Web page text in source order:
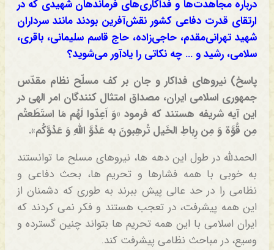
درباره مجاهدت‌ها و فداکاری‌های فرماندهان شهیدی که در
ارتقای قدرت دفاعی کشور نقش‌آفرین بودند مانند سرداران
شهید تهرانی‌مقدم، حاجی‌زاده، حاج قاسم سلیمانی، باقری،
سلامی، رشید و … چه نکاتی را یادآور می‌شوید؟
پاسخ) نیروهای فداکار و جان بر کف مسلّح نظام مقدّس
جمهوری اسلامی ایران، مصداق امتثال کنندگان امر الهی در
این آیه شریفه هستند که فرمود «وَ اَعِدّوا لَهُم مَا استَطَعتُم
مِن قُوَّة وَ مِن رِباطِ ال‍خَیل تُرهِبونَ به عَدُوَّ اللهِ وَ عَدُوَّکُم».
الحمدلله در طول این دهه ها، نیروهای مسلح ما توانستند
به خوبی با همه فشارها و تحریم ها، بحث دفاعی و
نظامی را در حد عالی پیش ببرند به طوری که دشمنان از
این همه پیشرفت، در تعجب هستند و فکر نمی کردند که
ایران اسلامی با این همه تحریم ها بتواند چنین گسترده و
وسیع، در مباحث نظامی پیشرفت کند.